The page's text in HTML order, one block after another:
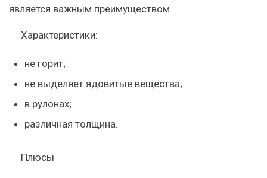
является важным преимуществом.
Характеристики:
не горит;
не выделяет ядовитые вещества;
в рулонах;
различная толщина.
Плюсы